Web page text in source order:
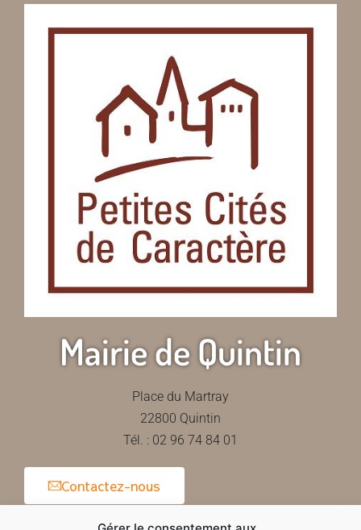
Mairie de Quintin
Place du Martray
22800 Quintin
Tél. : 02 96 74 84 01
Contactez-nous